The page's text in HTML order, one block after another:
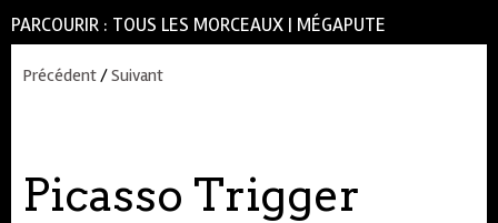
PARCOURIR : TOUS LES MORCEAUX | MÉGAPUTE
Précédent/Suivant
Picasso Trigger